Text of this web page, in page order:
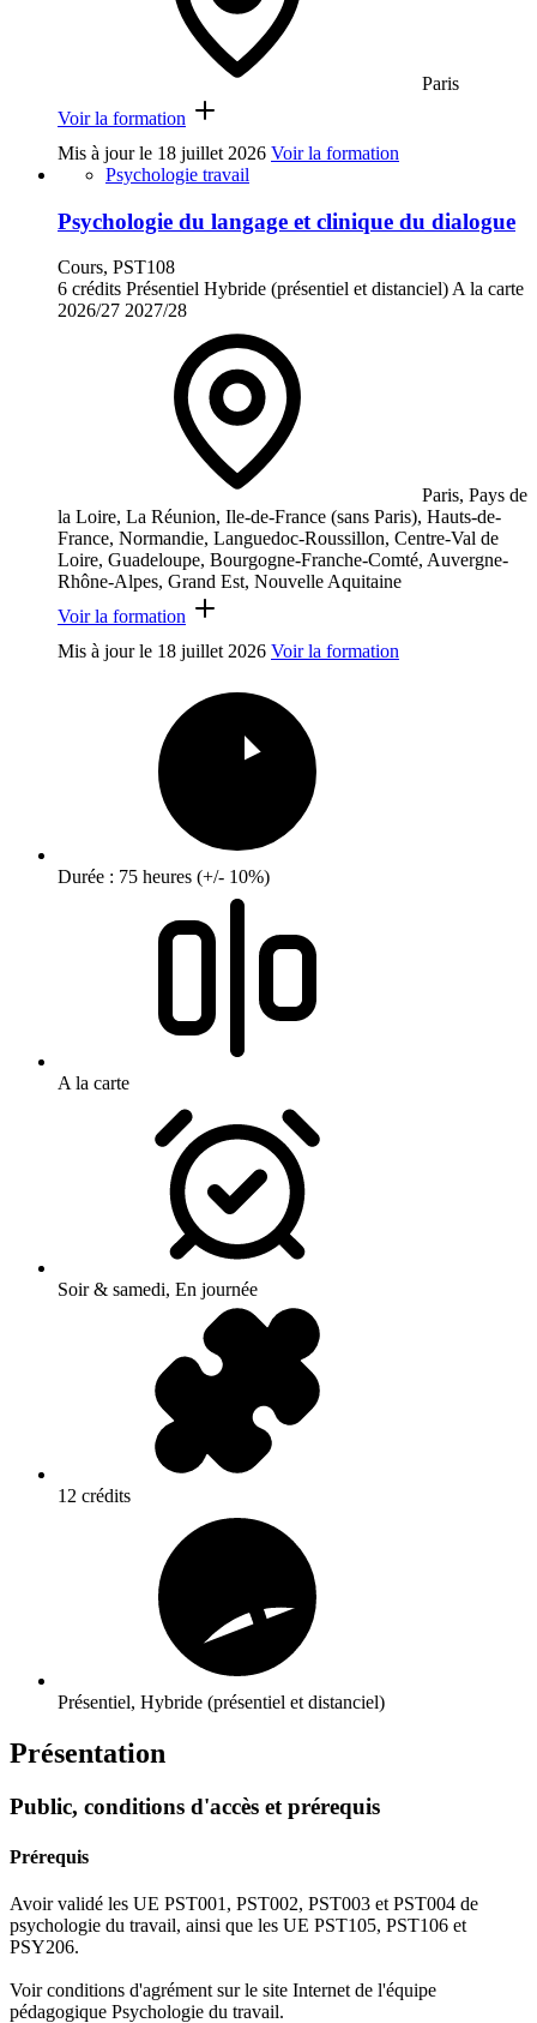
Paris
Voir la formation
Mis à jour le 18 juillet 2026 Voir la formation
Psychologie travail
Psychologie du langage et clinique du dialogue
Cours, PST108
6 crédits Présentiel Hybride (présentiel et distanciel)A la carte
2026/27 2027/28
Paris, Pays de
la Loire, La Réunion, Ile-de-France (sans Paris), Hauts-de-
France, Normandie, Languedoc-Roussillon, Centre-Val de
Loire, Guadeloupe, Bourgogne-Franche-Comté, Auvergne-
Rhône-Alpes, Grand Est, Nouvelle Aquitaine
Voir la formation
Mis à jour le 18 juillet 2026 Voir la formation
Durée : 75 heures (+/- 10%)
A la carte
Soir & samedi, En journée
12 crédits
Présentiel, Hybride (présentiel et distanciel)
Présentation
Public, conditions d'accès et prérequis
Prérequis
Avoir validé les UE PST001, PST002, PST003 et PST004 de
psychologie du travail, ainsi que les UE PST105, PST106 et
PSY206.
Voir conditions d'agrément sur le site Internet de l'équipe
pédagogique Psychologie du travail.